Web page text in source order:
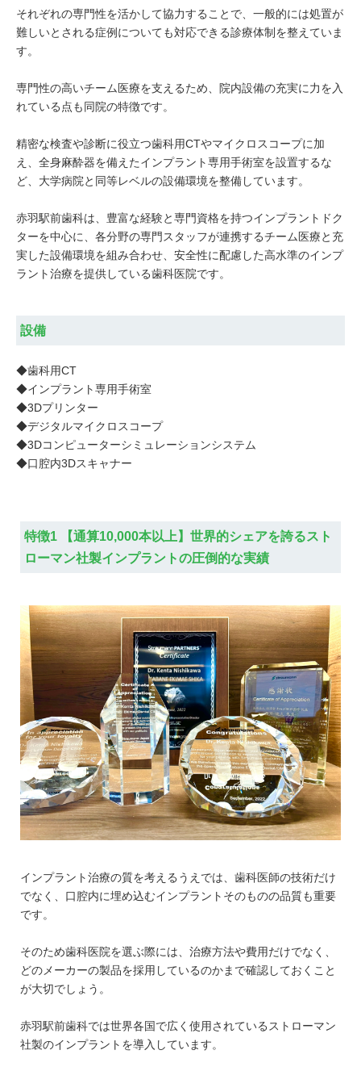
それぞれの専門性を活かして協力することで、一般的には処置が
難しいとされる症例についても対応できる診療体制を整えていま
す。
専門性の高いチーム医療を支えるため、院内設備の充実に力を入
れている点も同院の特徴です。
精密な検査や診断に役立つ歯科用CTやマイクロスコープに加
え、全身麻酔器を備えたインプラント専用手術室を設置するな
ど、大学病院と同等レベルの設備環境を整備しています。
赤羽駅前歯科は、豊富な経験と専門資格を持つインプラントドク
ターを中心に、各分野の専門スタッフが連携するチーム医療と充
実した設備環境を組み合わせ、安全性に配慮した高水準のインプ
ラント治療を提供している歯科医院です。
設備
◆歯科用CT
◆インプラント専用手術室
◆3Dプリンター
◆デジタルマイクロスコープ
◆3Dコンピューターシミュレーションシステム
◆口腔内3Dスキャナー
特徴1 【通算10,000本以上】世界的シェアを誇るスト
ローマン社製インプラントの圧倒的な実績
インプラント治療の質を考えるうえでは、歯科医師の技術だけ
でなく、口腔内に埋め込むインプラントそのものの品質も重要
です。
そのため歯科医院を選ぶ際には、治療方法や費用だけでなく、
どのメーカーの製品を採用しているのかまで確認しておくこと
が大切でしょう。
赤羽駅前歯科では世界各国で広く使用されているストローマン
社製のインプラントを導入しています。